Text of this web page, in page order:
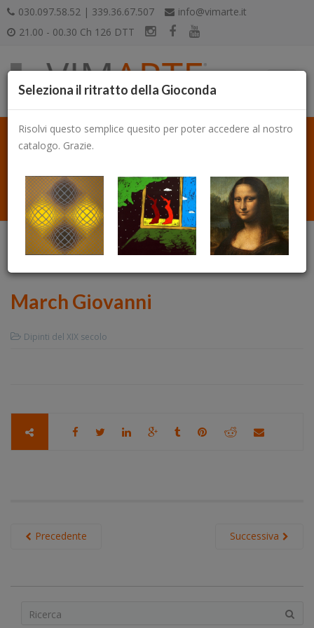
030.097.58.52 | 339.36.67.507
info@vimarte.it
21.00 - 00.30 Ch 126 DTT
March Giovanni
Dipinti del XIX secolo
Successiva
Precedente
Seleziona il ritratto della Gioconda
Risolvi questo semplice quesito per poter accedere al nostro
catalogo. Grazie.